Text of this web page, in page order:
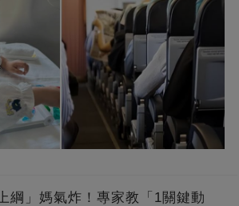
綱」媽氣炸！專家教「1關鍵動